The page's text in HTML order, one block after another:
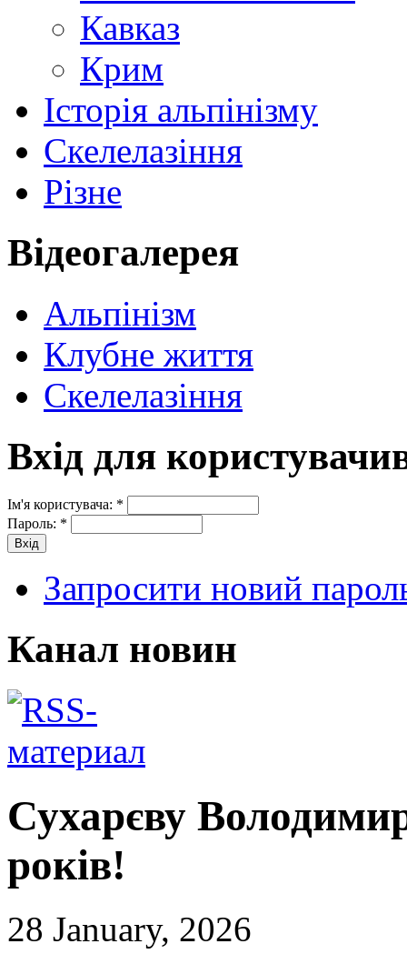
Кавказ
Крим
Історія альпінізму
Скелелазіння
Різне
Відеогалерея
Альпінізм
Клубне життя
Скелелазіння
Вхід для
Ім'я користувача: *
Пароль: *
Запросити новий
Канал новин
Сухарєву
років!
28 January, 2026